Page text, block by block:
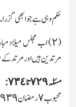
حکم وہی ہے جو ابھی
(٢) اب مجلس میلاد
مرتدین ہیں اور مرتد کے
مسئلہ ٧٢٩ تا ٧٣٤:
محبوب ٧ رمضان ١٩٣٩ھ